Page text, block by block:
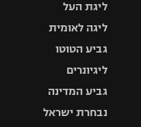
ליגת העל
ליגה לאומית
גביע הטוטו
ליגיונרים
גביע המדינה
נבחרת ישראל